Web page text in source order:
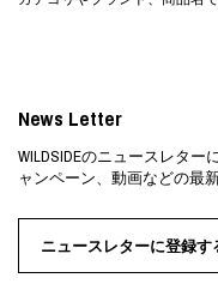
News Letter
WILDSIDEのニュースレタ
ャンペーン、動画などの最
ニュースレターに登録す